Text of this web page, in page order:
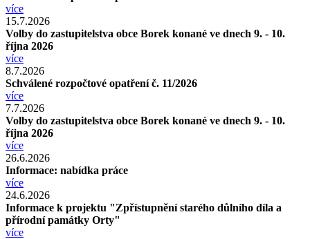
více
15.7.2026
Volby do zastupitelstva obce Borek konané ve dnech 9. - 10.
října 2026
více
8.7.2026
Schválené rozpočtové opatření č. 11/2026
více
7.7.2026
Volby do zastupitelstva obce Borek konané ve dnech 9. - 10.
října 2026
více
26.6.2026
Informace: nabídka práce
více
24.6.2026
Informace k projektu "Zpřístupnění starého důlního díla a
přírodní památky Orty"
více